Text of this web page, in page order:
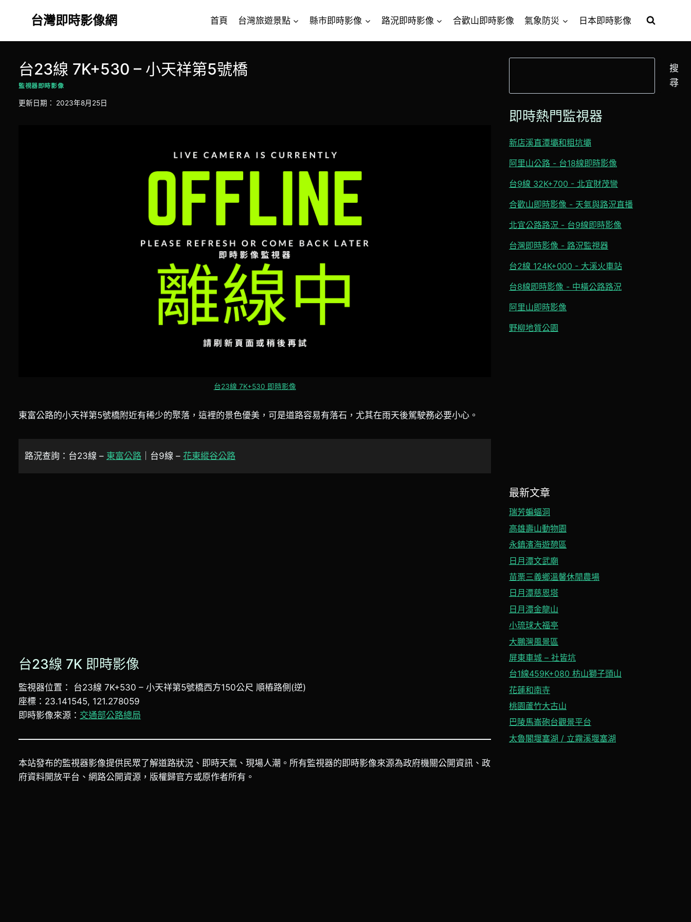
台灣即時影像網 首頁 台灣旅遊景點 縣市即時影像 路況即時影像 合歡山即時影像 氣象防災 日本即時影像
台23線 7K+530 – 小天祥第5號橋
監視器即時影像
更新日期： 2023年8月25日
台23線 7K+530 即時影像
東富公路的小天祥第5號橋附近有稀少的聚落，這裡的景色優美，可是道路容易有落石，尤其在雨天後駕駛務必要小心。
路況查詢：台23線 – 東富公路 ｜台9線 – 花東縱谷公路
台23線 7K 即時影像
監視器位置： 台23線 7K+530 – 小天祥第5號橋西方150公尺 順樁路側(逆)
座標：23.141545, 121.278059
即時影像來源： 交通部公路總局
本站發布的監視器影像提供民眾了解道路狀況、即時天氣、現場人潮。所有監視器的即時影像來源為政府機關公開資訊、政
府資料開放平台、網路公開資源，版權歸官方或原作者所有。
搜
尋
即時熱門監視器
新店溪直潭壩和粗坑壩
阿里山公路 - 台18線即時影像
台9線 32K+700 - 北宜財茂彎
合歡山即時影像 - 天氣與路況直播
北宜公路路況 - 台9線即時影像
台灣即時影像 - 路況監視器
台2線 124K+000 - 大溪火車站
台8線即時影像 - 中橫公路路況
阿里山即時影像
野柳地質公園
最新文章
瑞芳蝙蝠洞
高雄壽山動物園
永鎮濱海遊憩區
日月潭文武廟
苗栗三義鄉溫馨休閒農場
日月潭慈恩塔
日月潭金龍山
小琉球大福亭
大鵬灣風景區
屏東車城 – 社皆坑
台1線459K+080 枋山獅子頭山
花蓮和南寺
桃園蘆竹大古山
巴陵馬崙砲台觀景平台
太魯閣堰塞湖 / 立霧溪堰塞湖